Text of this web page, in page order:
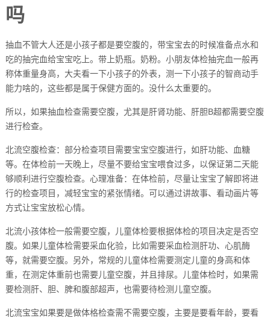
吗
抽血不管大人还是小孩子都是要空腹的，带宝宝去的时候准备点水和
吃的抽完血给宝宝吃上。带上奶瓶。奶粉。小朋友体检抽完血一般再
称体重量身高，大夫看一下小孩子的外表，测一下小孩子的智商动手
能力啥的，这些都是属于保健方面的。没什么太重要的。
所以，如果抽血检查需要空腹，尤其是肝肾功能、肝胆B超都需要空腹
进行检查。
北流空腹检查：部分检查项目需要宝宝空腹进行，如肝功能、血糖
等。在体检前一天晚上，尽量不要给宝宝喂食过多，以保证第二天能
够顺利进行空腹检查。心理准备：在体检前，尽量让宝宝了解即将进
行的检查项目，减轻宝宝的紧张情绪。可以通过讲故事、看动画片等
方式让宝宝放松心情。
北流小孩体检一般需要空腹，儿童体检要根据体检的项目决定是否空
腹。如果儿童体检需要采血化验，比如需要采血检测肝功、心肌酶
等，就需要空腹。另外，常规的儿童体检需要测定儿童的身高和体
重，在测定体重前也需要儿童空腹，并且排尿。儿童体检时，如果需
要检测肝、胆、脾和腹部超声，也需要待检测儿童空腹。
北流宝宝如果要是做体格检查需不需要空腹，主要是要看年龄，要看